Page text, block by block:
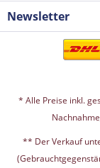
Newsletter
* Alle Preise inkl.
** Der Verkauf